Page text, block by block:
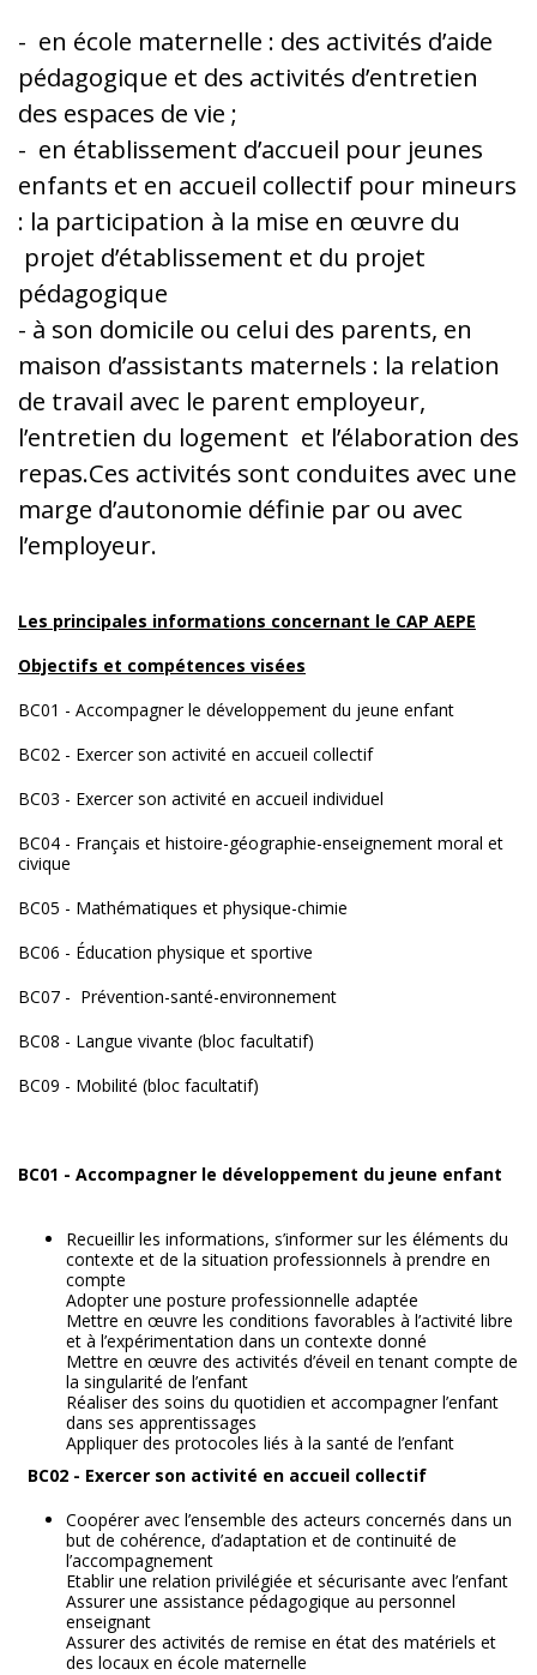
- en école maternelle : des activités d’aide
pédagogique et des activités d’entretien
des espaces de vie ;
- en établissement d’accueil pour jeunes
enfants et en accueil collectif pour mineurs
: la participation à la mise en œuvre du
projet d’établissement et du projet
pédagogique
- à son domicile ou celui des parents, en
maison d’assistants maternels : la relation
de travail avec le parent employeur,
l’entretien du logement et l’élaboration des
repas.Ces activités sont conduites avec une
marge d’autonomie définie par ou avec
l’employeur.
Les principales informations concernant le CAP AEPE
Objectifs et compétences visées
BC01 - Accompagner le développement du jeune enfant
BC02 - Exercer son activité en accueil collectif
BC03 - Exercer son activité en accueil individuel
BC04 - Français et histoire-géographie-enseignement moral et
civique
BC05 - Mathématiques et physique-chimie
BC06 - Éducation physique et sportive
BC07 - Prévention-santé-environnement
BC08 - Langue vivante (bloc facultatif)
BC09 - Mobilité (bloc facultatif)
BC01 - Accompagner le développement du jeune enfant
Recueillir les informations, s’informer sur les éléments du
contexte et de la situation professionnels à prendre en
compte
Adopter une posture professionnelle adaptée
Mettre en œuvre les conditions favorables à l’activité libre
et à l’expérimentation dans un contexte donné
Mettre en œuvre des activités d’éveil en tenant compte de
la singularité de l’enfant
Réaliser des soins du quotidien et accompagner l’enfant
dans ses apprentissages
Appliquer des protocoles liés à la santé de l’enfant
BC02 - Exercer son activité en accueil collectif
Coopérer avec l’ensemble des acteurs concernés dans un
but de cohérence, d’adaptation et de continuité de
l’accompagnement
Etablir une relation privilégiée et sécurisante avec l’enfant
Assurer une assistance pédagogique au personnel
enseignant
Assurer des activités de remise en état des matériels et
des locaux en école maternelle